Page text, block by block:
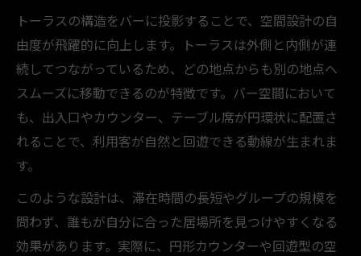
トーラスの構造をバーに投影することで、空間設計の自
由度が飛躍的に向上します。トーラスは外側と内側が連
続してつながっているため、どの地点からも別の地点へ
スムーズに移動できるのが特徴です。バー空間において
も、出入口やカウンター、テーブル席が円環状に配置さ
れることで、利用客が自然と回遊できる動線が生まれま
す。
このような設計は、滞在時間の長短やグループの規模を
問わず、誰もが自分に合った居場所を見つけやすくなる
効果があります。実際に、円形カウンターや回遊型の空